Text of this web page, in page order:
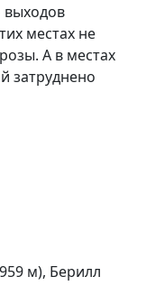
выходов
местах не
А в местах
затруднено
м), Берилл